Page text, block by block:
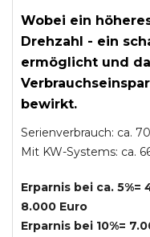
Wobei ein
Drehzahl - ein
ermöglicht und
bewirkt.
Serienverbrauch: ca.
Mit KW-Systems: ca.
Erparnis bei ca.
8.000 Euro
Erparnis bei 10%=